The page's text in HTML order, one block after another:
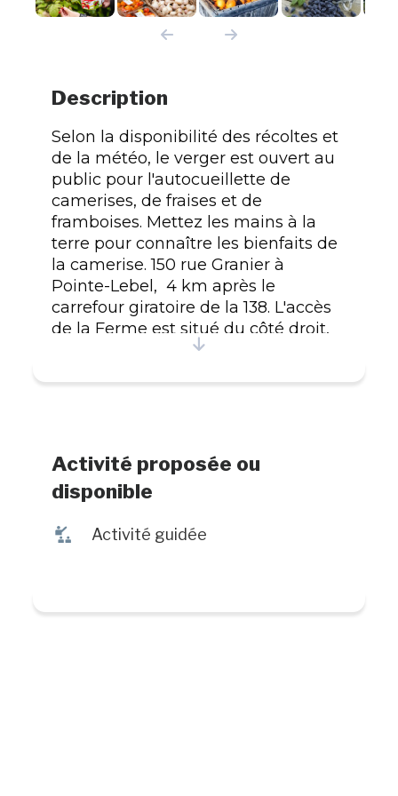
Description
Selon la disponibilité des récoltes et
de la météo, le verger est ouvert au
public pour l'autocueillette de
camerises, de fraises et de
framboises. Mettez les mains à la
terre pour connaître les bienfaits de
la camerise. 150 rue Granier à
Pointe-Lebel, 4 km après le
carrefour giratoire de la 138. L'accès
de la Ferme est situé du côté droit,
300 m après la rue du Parc.
Activité proposée ou
disponible
î Activité guidée